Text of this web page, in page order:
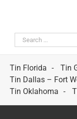
Search
for:
Tin Florida
Tin
Tin Dallas – Fort
Tin Oklahoma